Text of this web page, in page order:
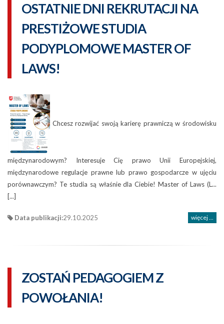
OSTATNIE DNI REKRUTACJI NA
PRESTIŻOWE STUDIA
PODYPLOMOWE MASTER OF
LAWS!
Chcesz rozwijać swoją karierę prawniczą w środowisku
międzynarodowym? Interesuje Cię prawo Unii Europejskiej,
międzynarodowe regulacje prawne lub prawo gospodarcze w ujęciu
porównawczym? Te studia są właśnie dla Ciebie! Master of Laws (L...
[...]
Data publikacji:29.10.2025 więcej ...
ZOSTAŃ PEDAGOGIEM Z
POWOŁANIA!